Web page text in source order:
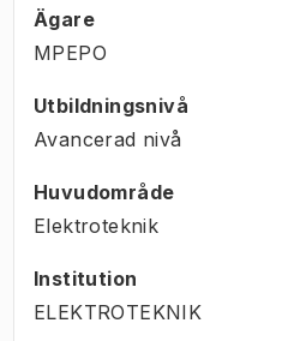
Ägare
MPEPO
Utbildningsnivå
Avancerad nivå
Huvudområde
Elektroteknik
Institution
ELEKTROTEKNIK